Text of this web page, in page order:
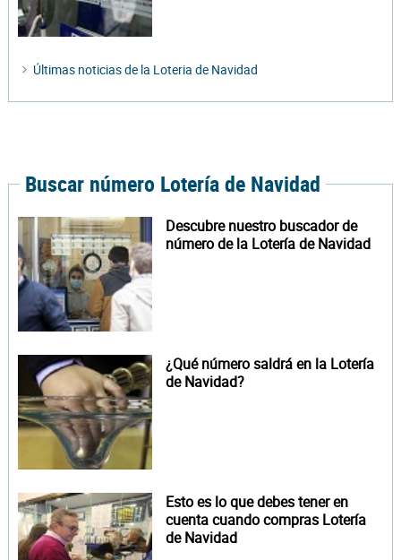
Últimas noticias de la Loteria de Navidad
Buscar número Lotería de Navidad
Descubre nuestro buscador de
número de la Lotería de Navidad
¿Qué número saldrá en la Lotería
de Navidad?
Esto es lo que debes tener en
cuenta cuando compras Lotería
de Navidad